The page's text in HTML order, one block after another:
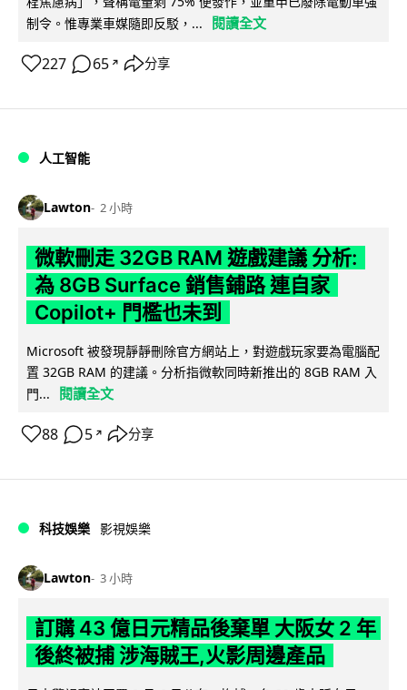
制令。惟專業車媒隨即反駁，...
閱讀全文
227 65 ↗ 分享
人工智能
Lawton 2 小時
微軟刪走 32GB RAM 遊戲建議 分析:
為 8GB Surface 銷售鋪路 連自家
Copilot+ 門檻也未到
Microsoft 被發現靜靜刪除官方網站上，對遊戲玩家要為電腦配
置 32GB RAM 的建議。分析指微軟同時新推出的 8GB RAM 入
門...
閱讀全文
88 5 ↗ 分享
科技娛樂 影視娛樂
Lawton 3 小時
訂購 43 億日元精品後棄單 大阪女 2 年
後終被捕 涉海賊王,火影周邊產品